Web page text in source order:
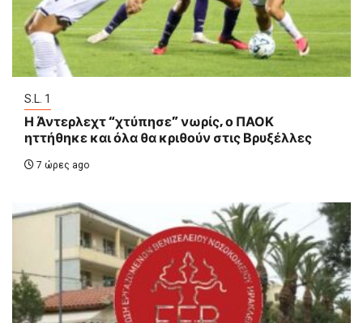
S.L. 1
Η Άντερλεχτ “χτύπησε” νωρίς, ο ΠΑΟΚ
ηττήθηκε και όλα θα κριθούν στις Βρυξέλλες
7 ώρες ago